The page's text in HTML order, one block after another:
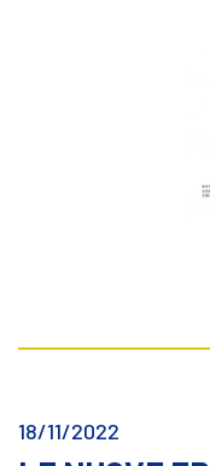
18/11/2022